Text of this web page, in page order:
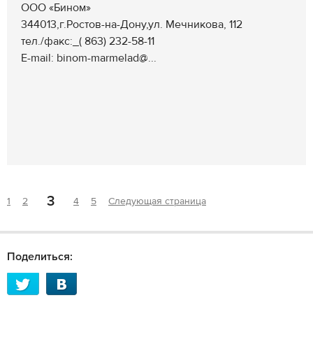
ООО «Бином»
344013,г.Ростов-на-Дону,ул. Мечникова, 112
тел./факс:_( 863) 232-58-11
Е-mail: binom-marmelad@...
1 2 3 4 5 Следующая страница
Поделиться: